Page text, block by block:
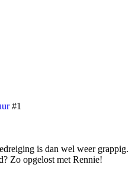
#1
is dan wel weer grappig.
Zo opgelost met Rennie!